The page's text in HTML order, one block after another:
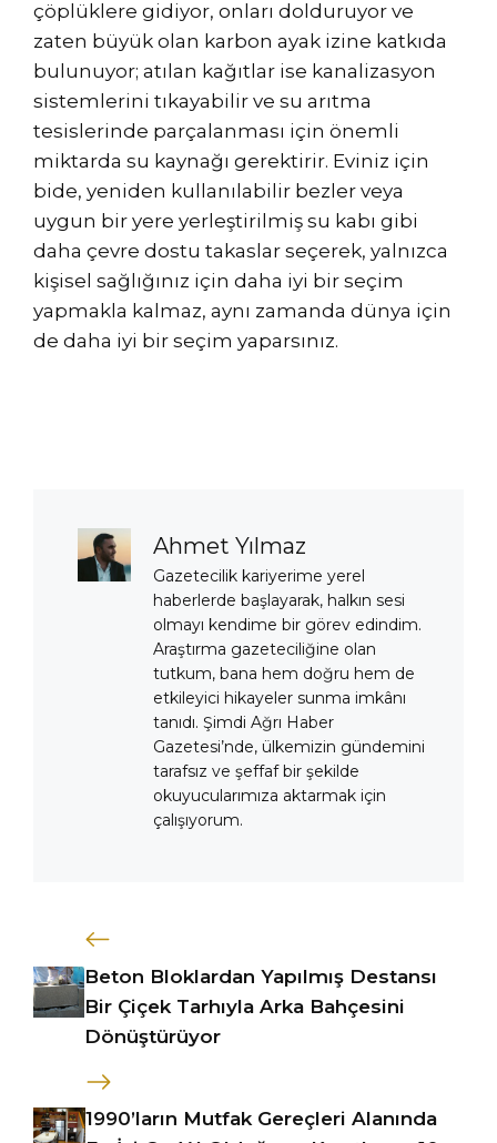
çöplüklere gidiyor, onları dolduruyor ve
zaten büyük olan karbon ayak izine katkıda
bulunuyor; atılan kağıtlar ise kanalizasyon
sistemlerini tıkayabilir ve su arıtma
tesislerinde parçalanması için önemli
miktarda su kaynağı gerektirir. Eviniz için
bide, yeniden kullanılabilir bezler veya
uygun bir yere yerleştirilmiş su kabı gibi
daha çevre dostu takaslar seçerek, yalnızca
kişisel sağlığınız için daha iyi bir seçim
yapmakla kalmaz, aynı zamanda dünya için
de daha iyi bir seçim yaparsınız.
Ahmet Yılmaz
Gazetecilik kariyerime yerel
haberlerde başlayarak, halkın sesi
olmayı kendime bir görev edindim.
Araştırma gazeteciliğine olan
tutkum, bana hem doğru hem de
etkileyici hikayeler sunma imkânı
tanıdı. Şimdi Ağrı Haber
Gazetesi’nde, ülkemizin gündemini
tarafsız ve şeffaf bir şekilde
okuyucularımıza aktarmak için
çalışıyorum.
Beton Bloklardan Yapılmış Destansı
Bir Çiçek Tarhıyla Arka Bahçesini
Dönüştürüyor
1990’ların Mutfak Gereçleri Alanında